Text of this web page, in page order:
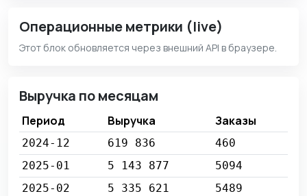
Операционные метрики (live)
Этот блок обновляется через внешний API в браузере.
Выручка по месяцам
Период Выручка Заказы
2024-12 619 836
460
2025-01
5 143 877
5094
2025-02
5 335 621
5489